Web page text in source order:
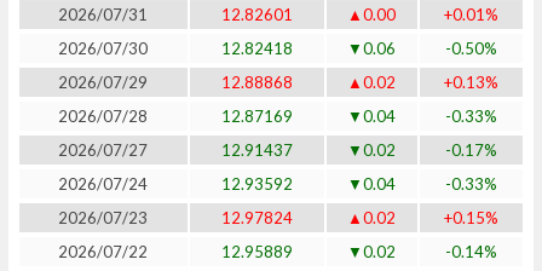
2026/07/31
12.82601 ▲0.00
+0.01%
2026/07/30
12.82418 ▼0.06
-0.50%
2026/07/29
12.88868 ▲0.02
+0.13%
2026/07/28
12.87169 ▼0.04
-0.33%
2026/07/27
12.91437 ▼0.02
-0.17%
2026/07/24
12.93592 ▼0.04
-0.33%
2026/07/23
12.97824 ▲0.02
+0.15%
2026/07/22
12.95889 ▼0.02
-0.14%